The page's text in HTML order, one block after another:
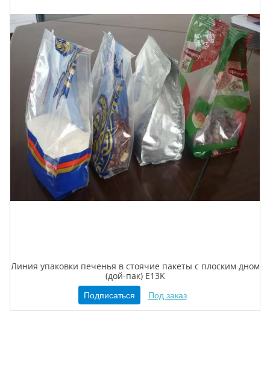
Линия упаковки печенья в стоячие пакеты с плоским дном
(дой-пак) E13K
Подписаться Под заказ